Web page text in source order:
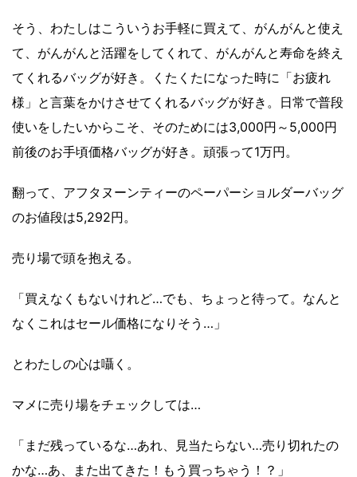
そう、わたしはこういうお手軽に買えて、がんがんと使え
て、がんがんと活躍をしてくれて、がんがんと寿命を終え
てくれるバッグが好き。くたくたになった時に「お疲れ
様」と言葉をかけさせてくれるバッグが好き。日常で普段
使いをしたいからこそ、そのためには3,000円～5,000円
前後のお手頃価格バッグが好き。頑張って1万円。
翻って、アフタヌーンティーのペーパーショルダーバッグ
のお値段は5,292円。
売り場で頭を抱える。
「買えなくもないけれど…でも、ちょっと待って。なんと
なくこれはセール価格になりそう…」
とわたしの心は囁く。
マメに売り場をチェックしては…
「まだ残っているな…あれ、見当たらない…売り切れたの
かな…あ、また出てきた！もう買っちゃう！？」